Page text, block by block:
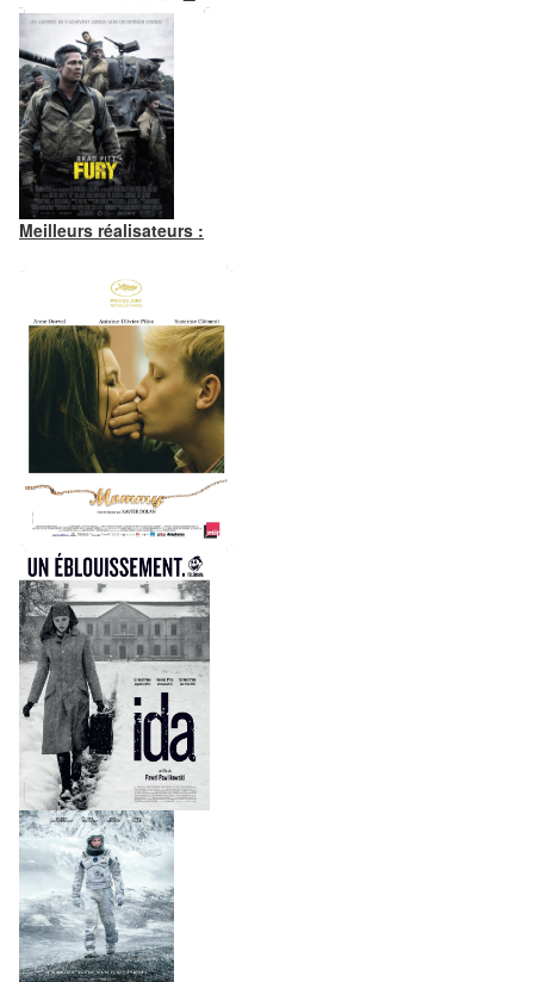
Meilleurs réalisateurs :